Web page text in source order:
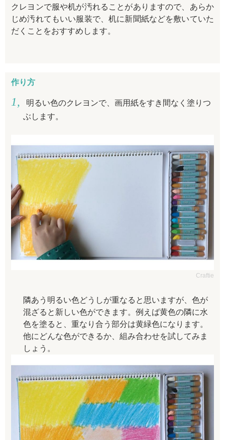
クレヨンで服や机が汚れることがありますので、あらか
じめ汚れてもいい服装で、机に新聞紙などを敷いていた
だくことをおすすめします。
作り方
明るい色のクレヨンで、画用紙をすき間なく塗りつ
ぶします。
Craftie
隣あう明るい色どうしが重なると思いますが、色が
混ざると新しい色ができます。例えば黄色の隣に水
色を塗ると、重なり合う部分は黄緑色になります。
他にどんな色ができるか、組み合わせを試してみま
しょう。